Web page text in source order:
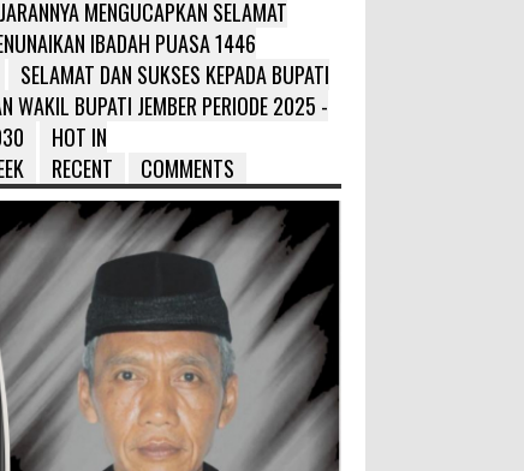
MENGUCAPKAN SELAMAT
IBADAH PUASA 1446
SELAMAT DAN SUKSES KEPADA BUPATI
WAKIL BUPATI JEMBER PERIODE 2025 -
HOT IN
RECENT COMMENTS